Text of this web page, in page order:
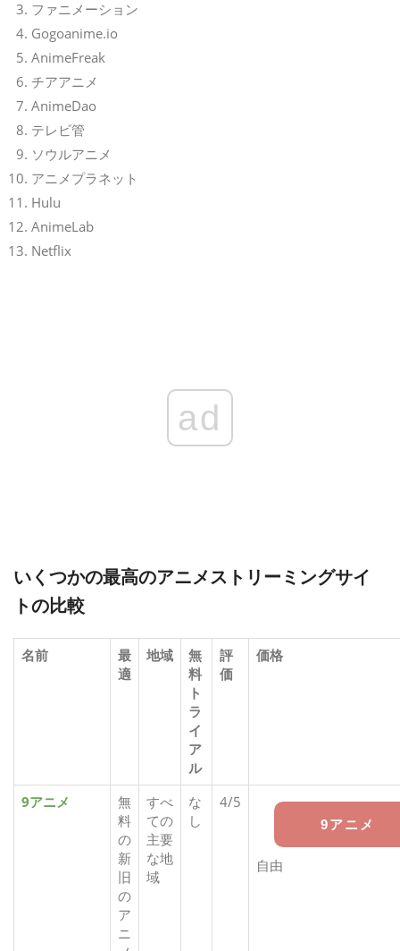
ファニメーション
Gogoanime.io
AnimeFreak
チアアニメ
AnimeDao
テレビ管
ソウルアニメ
アニメプラネット
Hulu
AnimeLab
Netflix
ad
いくつかの最高のアニメストリーミングサイ
トの比較
名前
最
適
地域
無
料
ト
ラ
イ
ア
ル
評
価
価格
9アニメ
無
料
の
新
旧
の
ア
ニ
すべ
ての
主要
な地
域
な
し
4/5
9アニメ
自由